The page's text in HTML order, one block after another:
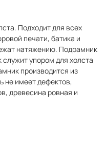
Подходит для всех
печати, батика и
натяжению. Подрамник
служит упором для холста
производится из
не имеет дефектов,
древесина ровная и